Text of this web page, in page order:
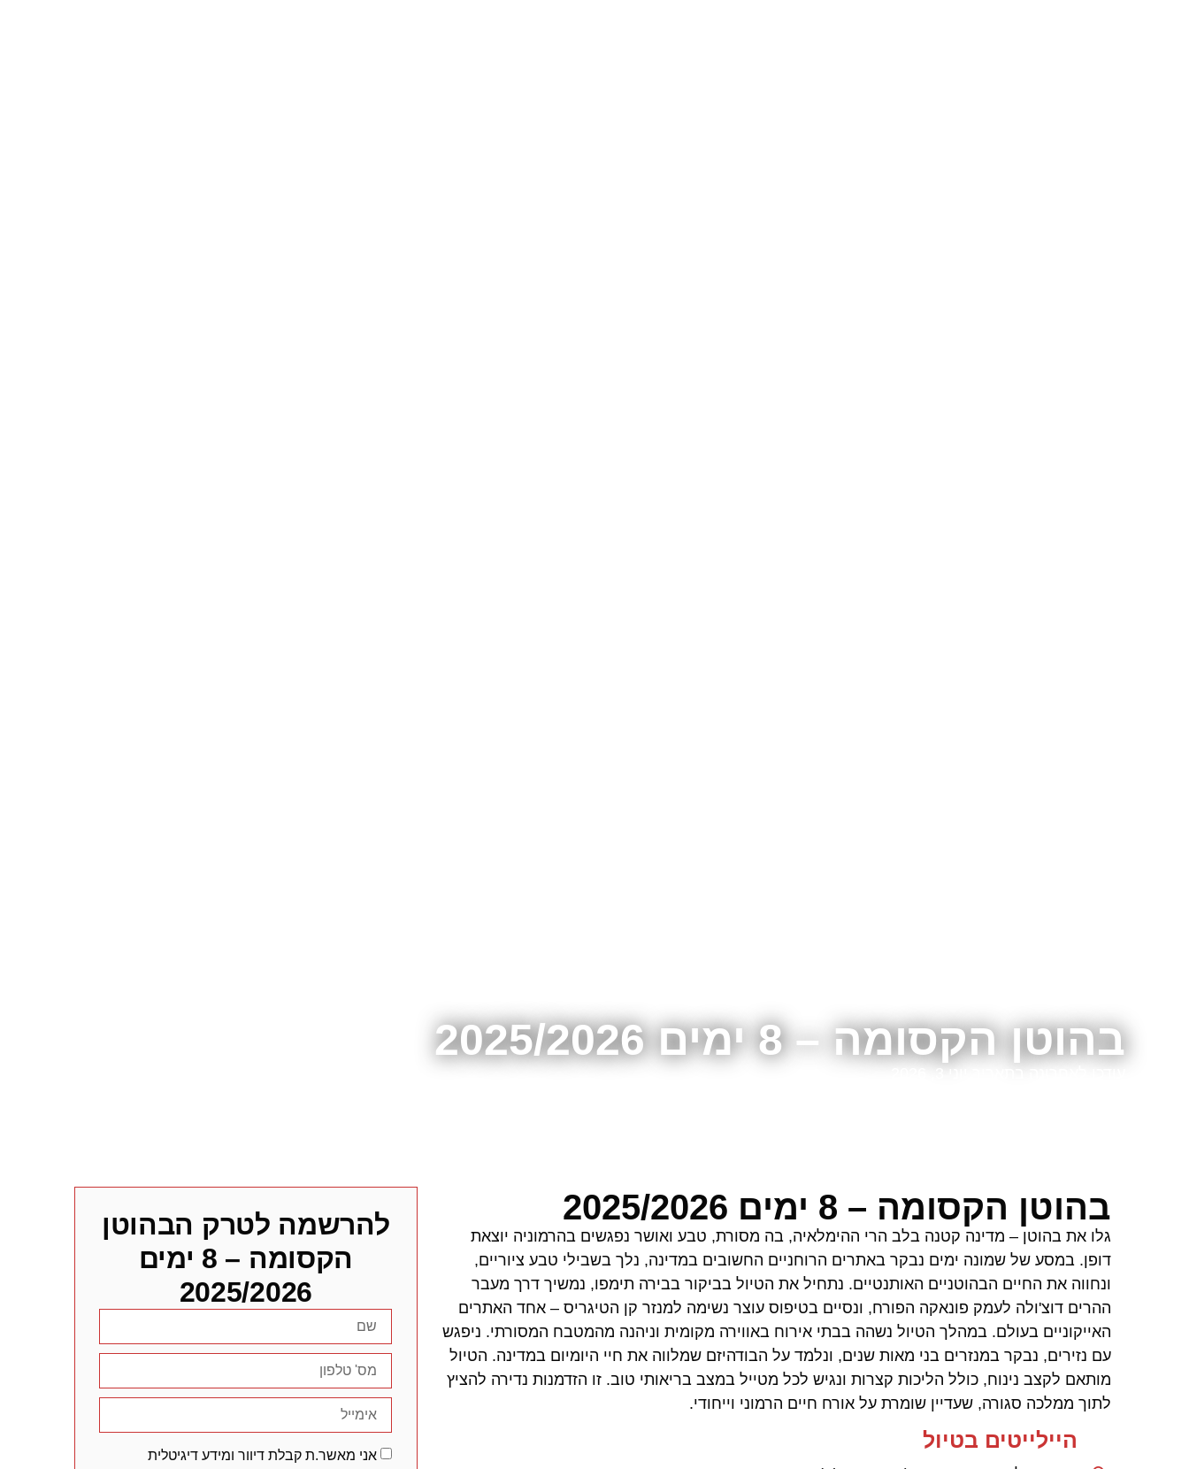
בהוטן הקסומה – 8 ימים 2025/2026
בהוטן הקסומה – 8 ימים 2025/2026
גלו את בהוטן – מדינה קטנה בלב הרי ההימלאיה, בה מסורת, טבע ואושר נפגשים בהרמוניה יוצאת
דופן. במסע של שמונה ימים נבקר באתרים הרוחניים החשובים במדינה, נלך בשבילי טבע ציוריים,
ונחווה את החיים הבהוטניים האותנטיים. נתחיל את הטיול בביקור בבירה תימפו, נמשיך דרך מעבר
ההרים דוצ'ולה לעמק פונאקה הפורח, ונסיים בטיפוס עוצר נשימה למנזר קן הטיגריס – אחד האתרים
האייקוניים בעולם. במהלך הטיול נשהה בבתי אירוח באווירה מקומית וניהנה מהמטבח המסורתי. ניפגש
עם נזירים, נבקר במנזרים בני מאות שנים, ונלמד על הבודהיזם שמלווה את חיי היומיום במדינה. הטיול
מותאם לקצב נינוח, כולל הליכות קצרות ונגיש לכל מטייל במצב בריאותי טוב. זו הזדמנות נדירה להציץ
לתוך ממלכה סגורה, שעדיין שומרת על אורח חיים הרמוני וייחודי.
היילייטים בטיול
להרשמה לטרק הבהוטן
הקסומה – 8 ימים
2025/2026
אני מאשר.ת קבלת דיוור ומידע דיגיטלית